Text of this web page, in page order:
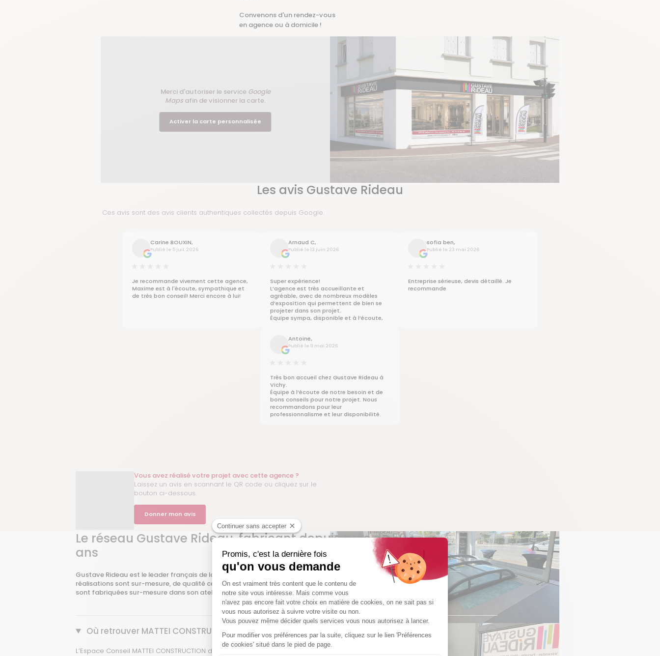
Convenons d'un rendez-vous
en agence ou à domicile !
Merci d'autoriser le service Google
Mapsafin de visionner la carte.
Activer la carte personnalisée
Les avis Gustave Rideau
Ces avis sont des avis clients authentiques collectés depuis Google.
Carine BOUXIN,
Publié le 5 juil. 2026
Je recommande vivement cette agence,
Maxime est à l'écoute, sympathique et
de très bon conseil! Merci encore à lui!
Arnaud C,
Publié le 13 juin 2026
Super expérience!
L’agence est très accueillante et
agréable, avec de nombreux modèles
d’exposition qui permettent de bien se
projeter dans son projet.
Équipe sympa, disponible et à l’écoute,
sofia ben,
Publié le 23 mai 2026
Entreprise sérieuse, devis détaillé. Je
recommande
Antoine,
Publié le 11 mai 2026
Très bon accueil chez Gustave Rideau à
Vichy.
Équipe à l’écoute de notre besoin et de
bons conseils pour notre projet. Nous
recommandons pour leur
professionnalisme et leur disponibilité.
Vous avez réalisé votre projet avec cette agence ?
Laissez un avis en scannant le QR code ou cliquez sur le
bouton ci-dessous.
Donner mon avis
Le réseau Gustave Rideau, fabricant depuis près de 50
ans
Gustave Rideau est le leader français de la véranda en aluminium depuis près de 50 ans. Toutes les
réalisations sont sur-mesure, de qualité certifiée et de fabrication française. Plus de 6 000 vérandas par an
sont fabriquées sur-mesure dans son atelier vendéen de 22 000 m².
Où retrouver MATTEI CONSTRUCTION pour votre projet Gustave Rideau ?
L’Espace Conseil MATTEI CONSTRUCTION de Montluçon est situé 176 rue Jean Jaures, 03200 Vichy. Notre